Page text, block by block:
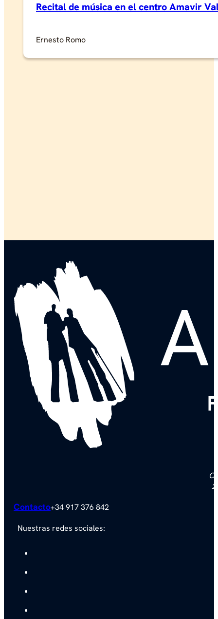
Recital de música en el centro Amavir
Ernesto Romo
Contacto+34 917 376 842
Nuestras redes sociales: